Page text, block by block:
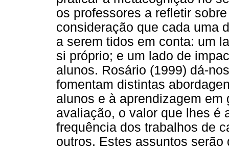
os professores a refletir
consideração que cada uma
a serem tidos em conta: um
si próprio; e um lado de
alunos. Rosário (1999) dá-
fomentam distintas
alunos e à aprendizagem
avaliação, o valor que lhes é
frequência dos trabalhos de
outros. Estes assuntos